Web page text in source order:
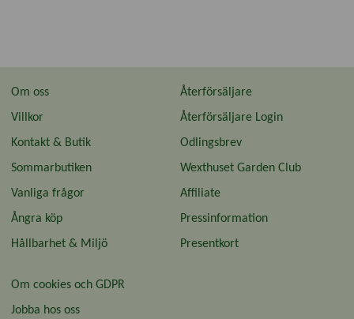
Om oss
Villkor
Kontakt & Butik
Sommarbutiken
Vanliga frågor
Ångra köp
Hållbarhet & Miljö
Återförsäljare
Återförsäljare Login
Odlingsbrev
Wexthuset Garden Club
Affiliate
Pressinformation
Presentkort
Om cookies och GDPR
Jobba hos oss